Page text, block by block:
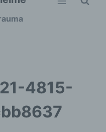
4815-